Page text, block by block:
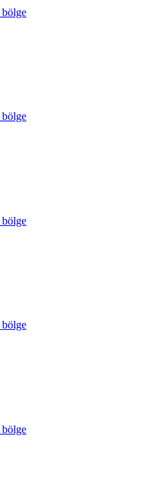
bölge
bölge
bölge
bölge
bölge